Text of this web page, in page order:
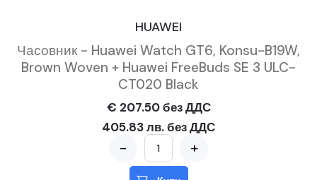
HUAWEI
Часовник - Huawei Watch GT6, Konsu-B19W,
Brown Woven + Huawei FreeBuds SE 3 ULC-
CT020 Black
€ 207.50 без ДДС
405.83 лв. без ДДС
- +